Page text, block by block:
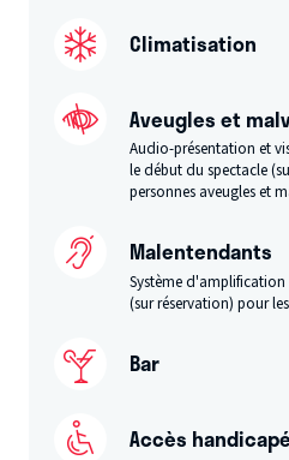
Climatisation
Aveugles et
Audio-présentation et
le début du spectacle
personnes aveugles et
Malentendants
Système
(sur réservation) pour
Bar
Accès